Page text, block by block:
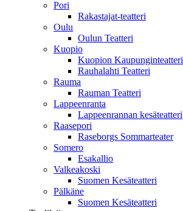
Pori
Rakastajat-teatteri
Oulu
Oulun Teatteri
Kuopio
Kuopion Kaupunginteatteri
Rauhalahti Teatteri
Rauma
Rauman Teatteri
Lappeenranta
Lappeenrannan kesäteatteri
Raasepori
Raseborgs Sommarteater
Somero
Esakallio
Valkeakoski
Suomen Kesäteatteri
Pälkäne
Suomen Kesäteatteri